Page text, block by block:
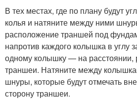
В тех местах, где по плану будут
колья и натяните между ними
расположение траншей под
напротив каждого колышка в углу
одному колышку — на
траншеи. Натяните между
шнуры, которые будут отмечать
сторону траншеи.